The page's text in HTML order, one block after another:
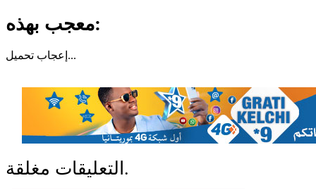
معجب بهذه:
إعجاب تحميل...
التعليقات مغلقة.